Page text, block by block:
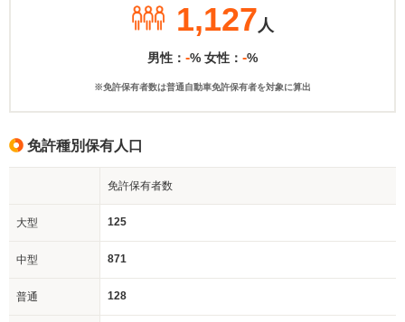
1,127人
男性： -% 女性： -%
※免許保有者数は普通自動車免許保有者を対象に算出
免許種別保有人口
免許保有者数
大型 125
中型 871
普通 128